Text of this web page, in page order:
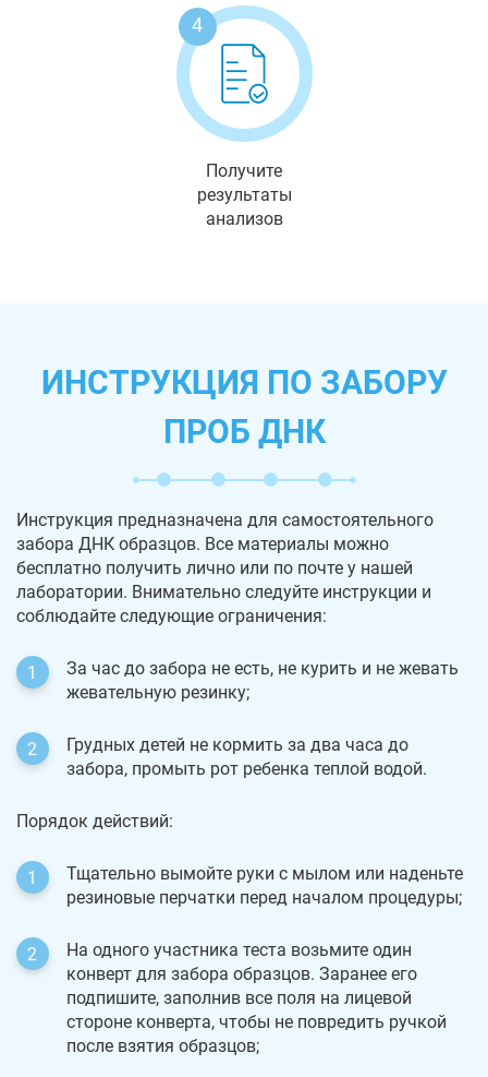
4
Получите
результаты
анализов
ИНСТРУКЦИЯ ПО ЗАБОРУ
ПРОБ ДНК
Инструкция предназначена для самостоятельного
забора ДНК образцов. Все материалы можно
бесплатно получить лично или по почте у нашей
лаборатории. Внимательно следуйте инструкции и
соблюдайте следующие ограничения:
За час до забора не есть, не курить и не жевать
жевательную резинку;
Грудных детей не кормить за два часа до
забора, промыть рот ребенка теплой водой.
Порядок действий:
Тщательно вымойте руки с мылом или наденьте
резиновые перчатки перед началом процедуры;
На одного участника теста возьмите один
конверт для забора образцов. Заранее его
подпишите, заполнив все поля на лицевой
стороне конверта, чтобы не повредить ручкой
после взятия образцов;